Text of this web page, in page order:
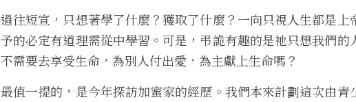
過往短宣，只想著學了什麼？獲取了什麼？一向只視人生都是上
予的必定有道理需從中學習。可是，弔詭有趣的是祂只想我們
不需要去享受生命，為別人付出愛，為主獻上生命嗎？
最值一提的，是今年探訪加蜜家的經歷。 我們本來計劃這次由青